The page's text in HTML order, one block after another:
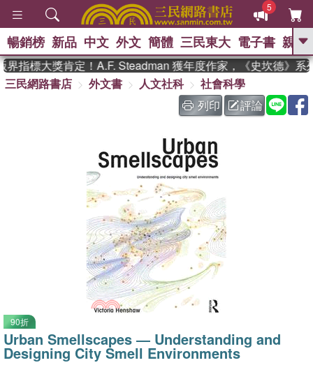
5
GO
熱搜： 東野圭吾 、 The Odyssey
、 如果歷史是一群喵 、 暑期
國際布克獎 臺灣漫遊錄 、 方
孩：黎曼猜想 、 偉大的迷走神經
暢銷榜 新品 中文 外文 簡體 三民東大 電子書 親子
指標大獎肯定！A.F. Steadman 獲年度作家，《史坎德》系列
三民網路書店
外文書 人文社科
社會科學
列印
評論
90折
Urban Smellscapes ― Understanding and
Designing City Smell Environments